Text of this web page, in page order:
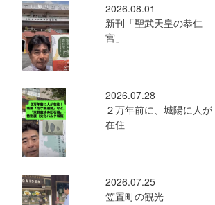
2026.08.01
新刊「聖武天皇の恭仁
宮」
2026.07.28
２万年前に、城陽に人が
在住
2026.07.25
笠置町の観光